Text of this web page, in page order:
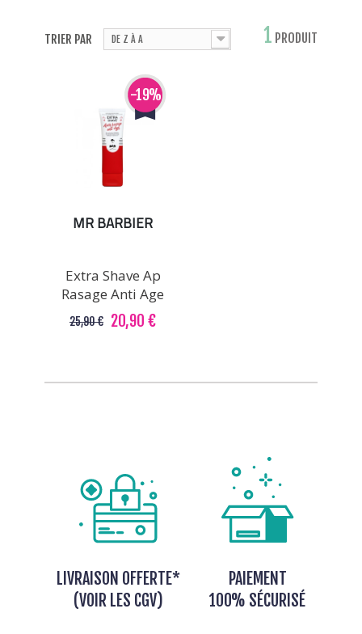
TRIER PAR DE Z À A 1 PRODUIT
-19%
MR BARBIER
Extra Shave Ap
Rasage Anti Age
25,90 € 20,90 €
LIVRAISON OFFERTE*
(VOIR LES CGV)
PAIEMENT
100% SÉCURISÉ